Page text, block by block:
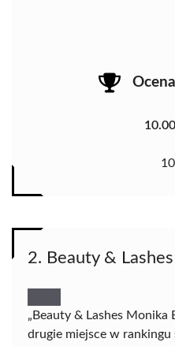
2. Beauty &
„Beauty & Lashes Monika
drugie miejsce w